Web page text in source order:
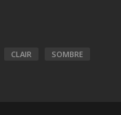
CLAIR SOMBRE